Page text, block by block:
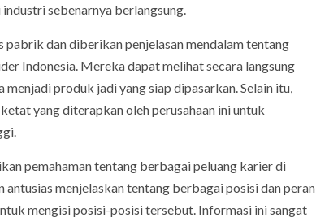
sebenarnya berlangsung.
pabrik dan diberikan penjelasan mendalam tentang
Indonesia. Mereka dapat melihat secara langsung
produk jadi yang siap dipasarkan. Selain itu,
yang diterapkan oleh perusahaan ini untuk
pemahaman tentang berbagai peluang karier di
menjelaskan tentang berbagai posisi dan peran
mengisi posisi-posisi tersebut. Informasi ini sangat